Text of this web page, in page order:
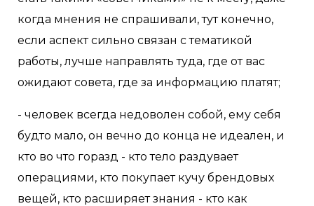
когда мнения не спрашивали, тут конечно,
если аспект сильно связан с тематикой
работы, лучше направлять туда, где от вас
ожидают совета, где за информацию платят;
- человек всегда недоволен собой, ему себя
будто мало, он вечно до конца не идеален, и
кто во что горазд - кто тело раздувает
операциями, кто покупает кучу брендовых
вещей, кто расширяет знания - кто как